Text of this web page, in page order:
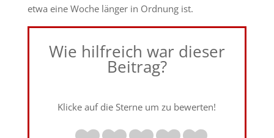
etwa eine Woche länger in Ordnung ist.
Wie hilfreich war dieser
Beitrag?
Klicke auf die Sterne um zu bewerten!